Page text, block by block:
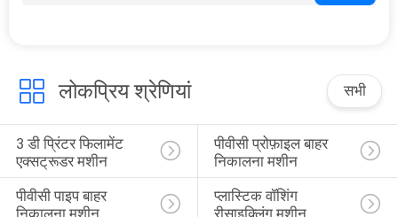
वायवीय संदेश प्रणाली
लोकप्रिय श्रेणियां सभी
3 डी प्रिंटर फिलामेंट
एक्सट्रूडर मशीन
पीवीसी प्रोफ़ाइल बाहर
निकालना मशीन
पीवीसी पाइप बाहर
प्लास्टिक वॉशिंग